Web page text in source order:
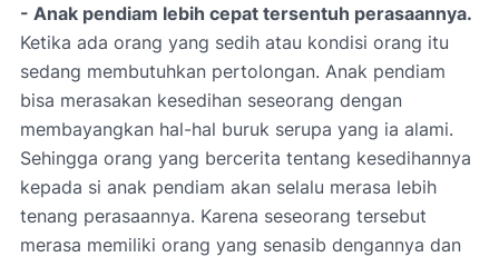
- Anak pendiam lebih cepat tersentuh perasaannya.
Ketika ada orang yang sedih atau kondisi orang itu
sedang membutuhkan pertolongan. Anak pendiam
bisa merasakan kesedihan seseorang dengan
membayangkan hal-hal buruk serupa yang ia alami.
Sehingga orang yang bercerita tentang kesedihannya
kepada si anak pendiam akan selalu merasa lebih
tenang perasaannya. Karena seseorang tersebut
merasa memiliki orang yang senasib dengannya dan